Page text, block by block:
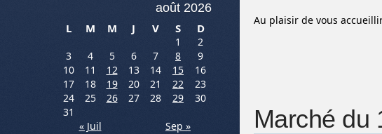
août 2026
L
M M J V S D
1
2
3
4 5 6 7 8
9
10
11 12 13 14 15
16
17
18 19 20 21 22
23
24
25 26 27 28 29
30
31
« Juil
Sep »
Au plaisir de vous
Marché du